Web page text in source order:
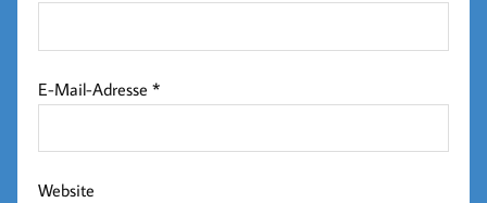
E-Mail-Adresse*
Website